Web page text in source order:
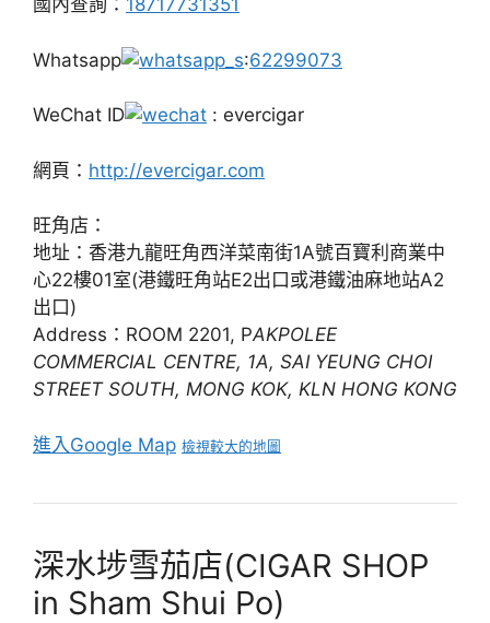
國內查詢： 18717731351
Whatsapp :62299073
WeChat ID : evercigar
網頁： http://evercigar.com
旺角店：
地址：香港九龍旺角西洋菜南街1A號百寶利商業中
心22樓01室(港鐵旺角站E2出口或港鐵油麻地站A2
出口)
Address：ROOM 2201, PAKPOLEE
COMMERCIAL CENTRE, 1A, SAI YEUNG CHOI
STREET SOUTH, MONG KOK, KLN HONG KONG
進入Google Map 檢視較大的地圖
深水埗雪茄店(CIGAR SHOP
in Sham Shui Po)